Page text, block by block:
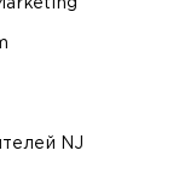
NJ